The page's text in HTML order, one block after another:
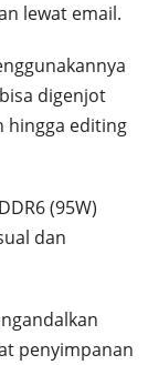
lewat email.
digenjot
hingga editing
(95W)
dan
penyimpanan